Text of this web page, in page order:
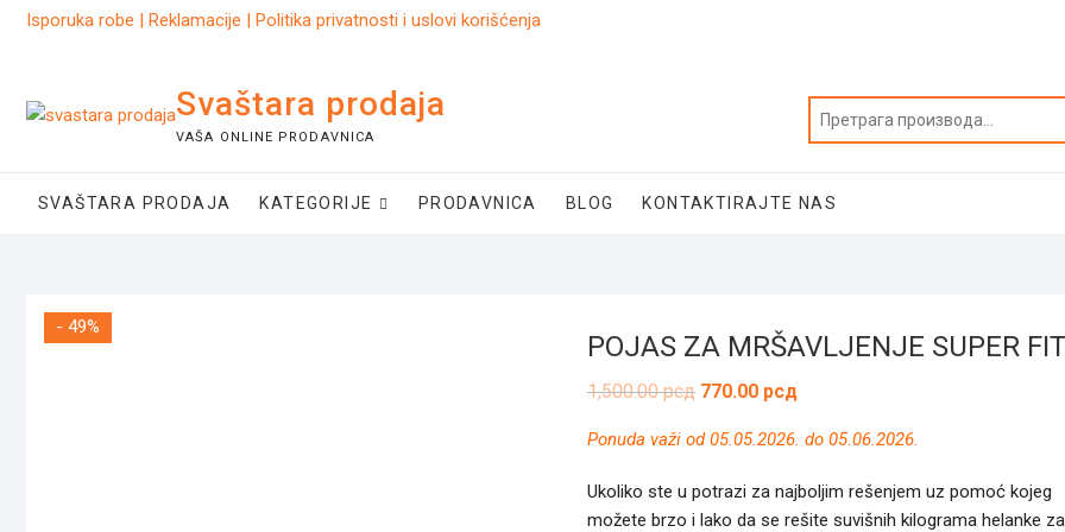
SkipIsporuka robe | Reklamacije | Politika privatnosti i uslovi korišćenja
Svaštara prodaja
VAŠA ONLINE PRODAVNICA
SVAŠTARA PRODAJA KATEGORIJE PRODAVNICA BLOG KONTAKTIRAJTE NAS
- 49%
POJAS ZA MRŠAVLJENJE SUPER FIT
1,500.00рсд Оригинална
била:
770.00 рсд
цена
770.00 рсд.
Ponuda važi od 05.05.2026. do 05.06.2026.
Ukoliko ste u potrazi za najboljim rešenjem uz pomoć kojeg
možete brzo i lako da se rešite suvišnih kilograma helanke za